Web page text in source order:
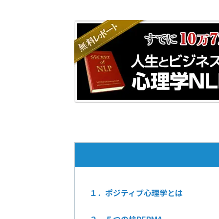
１．ポジティブ心理学とは